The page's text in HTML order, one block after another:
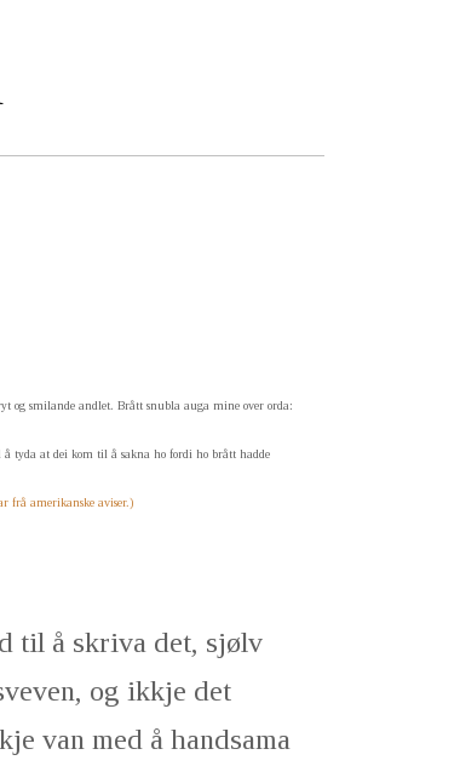
og smilande andlet. Brått snubla auga mine over orda:
tyda at dei kom til å sakna ho fordi ho brått hadde
frå amerikanske aviser.)
til å skriva det, sjølv
og ikkje det
van med å handsama